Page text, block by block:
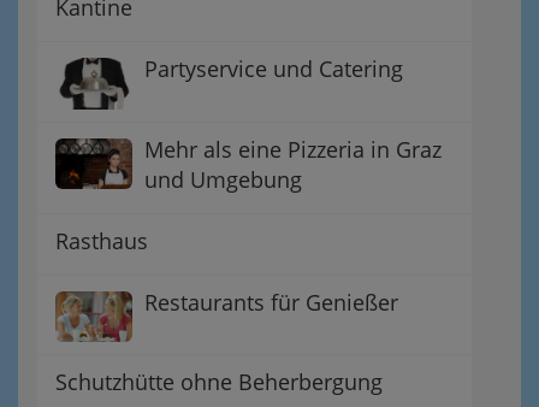
Kantine
Partyservice und Catering
Mehr als eine Pizzeria in Graz
und Umgebung
Rasthaus
Restaurants für Genießer
Schutzhütte ohne Beherbergung